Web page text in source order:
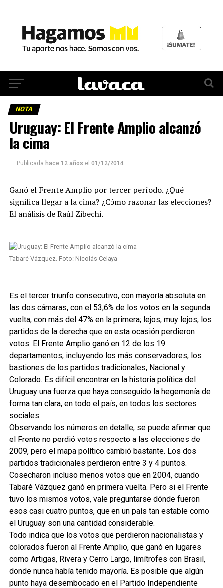
NOTA
Uruguay: El Frente Amplio alcanzó
la cima
Publicada hace 12 años el 01/12/2014
Ganó el Frente Amplio por tercer período. ¿Qué
significa llegar a la cima? ¿Cómo razonar las elecciones?
El análisis de Raúl Zibechi.
Tabaré Vázquez. Foto: Nicolás Celaya
Es el tercer triunfo consecutivo, con mayoría absoluta en
las dos cámaras, con el 53,6% de los votos en la segunda
vuelta, con más del 47% en la primera; lejos, muy lejos, los
partidos de la derecha que en esta ocasión perdieron
votos. El Frente Amplio ganó en 12 de los 19
departamentos, incluyendo los más conservadores, los
bastiones de los partidos tradicionales, Nacional y
Colorado. Es difícil encontrar en la historia política del
Uruguay una fuerza que haya conseguido la hegemonía de
forma tan clara, en todo el país, en todos los sectores
sociales.
Observando los números en detalle, se puede afirmar que
el Frente no perdió votos respecto a las elecciones de
2009, pero el mapa político cambió bastante. Los dos
partidos tradicionales perdieron entre 3 y 4 puntos.
Cosecharon incluso menos votos que en 2004, cuando
Tabaré Vázquez ganó en primera vuelta. Pero si el Frente
tuvo los mismos votos, vale preguntarse dónde fueron
esos casi cuatro puntos, que en un país tan estable como
el Uruguay son una cantidad considerable.
Todo indica que los votos que perdieron nacionalistas y
colorados fueron al Frente Amplio, que ganó en lugares
como Artigas, Rivera y Cerro Largo, limítrofes con Brasil,
donde nunca había tenido mayoría. Es posible que algún
punto haya desembocado en el Partido Independiente